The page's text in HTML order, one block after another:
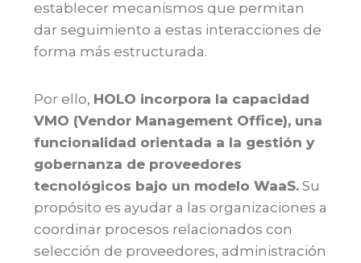
establecer mecanismos que permitan
dar seguimiento a estas interacciones de
forma más estructurada.
Por ello, HOLO incorpora la capacidad
VMO (Vendor Management Office), una
funcionalidad orientada a la gestión y
gobernanza de proveedores
tecnológicos bajo un modelo WaaS. Su
propósito es ayudar a las organizaciones a
coordinar procesos relacionados con
selección de proveedores, administración